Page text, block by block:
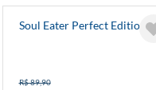
Soul Eater Perfect Edition 2
R$ 89,90